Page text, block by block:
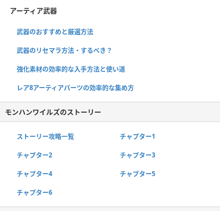
アーティア武器
武器のおすすめと厳選方法
武器のリセマラ方法・するべき？
強化素材の効率的な入手方法と使い道
レア8アーティアパーツの効率的な集め方
モンハンワイルズのストーリー
ストーリー攻略一覧 チャプター1
チャプター2 チャプター3
チャプター4 チャプター5
チャプター6